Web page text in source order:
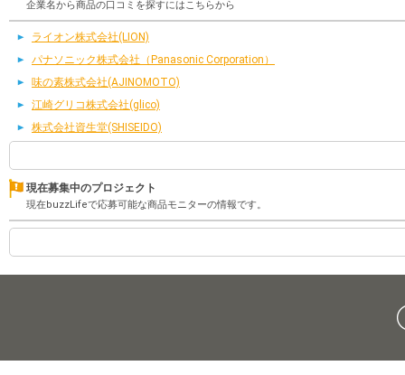
企業名から商品の口コミを探すにはこちらから
ライオン株式会社(LION)
パナソニック株式会社（Panasonic Corporation）
味の素株式会社(AJINOMOTO)
江崎グリコ株式会社(glico)
株式会社資生堂(SHISEIDO)
現在募集中のプロジェクト
現在buzzLifeで応募可能な商品モニターの情報です。